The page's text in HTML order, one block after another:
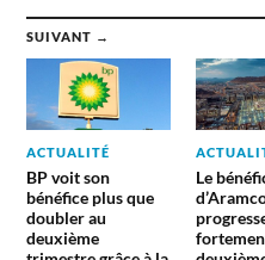
SUIVANT →
ACTUALITÉ
BP voit son
bénéfice plus que
doubler au
deuxième
Le